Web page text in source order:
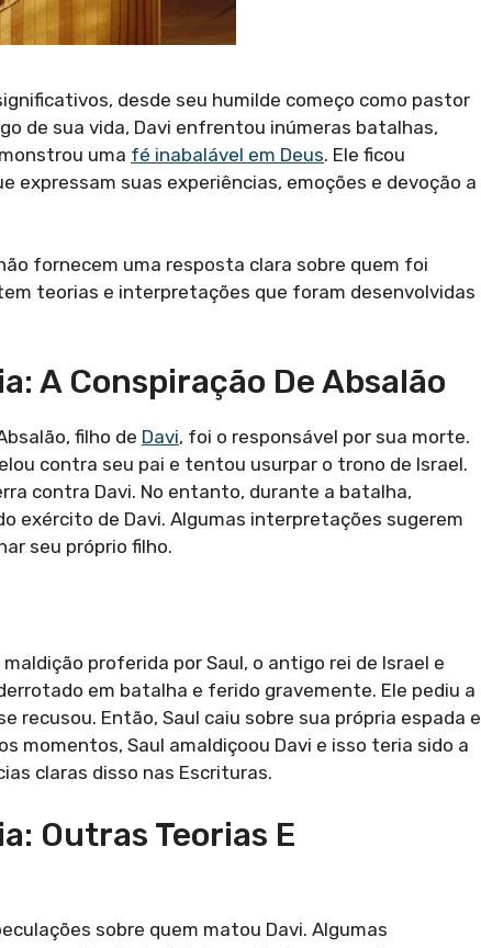
desde seu humilde começo como pastor
de sua vida, Davi enfrentou inúmeras batalhas,
uma fé inabalável em Deus. Ele ficou
expressam suas experiências, emoções e devoção a
fornecem uma resposta clara sobre quem foi
teorias e interpretações que foram desenvolvidas
A Conspiração De Absalão
filho de Davi, foi o responsável por sua morte.
contra seu pai e tentou usurpar o trono de Israel.
contra Davi. No entanto, durante a batalha,
exército de Davi. Algumas interpretações sugerem
seu próprio filho.
proferida por Saul, o antigo rei de Israel e
em batalha e ferido gravemente. Ele pediu a
recusou. Então, Saul caiu sobre sua própria espada e
momentos, Saul amaldiçoou Davi e isso teria sido a
claras disso nas Escrituras.
Outras Teorias E
sobre quem matou Davi. Algumas